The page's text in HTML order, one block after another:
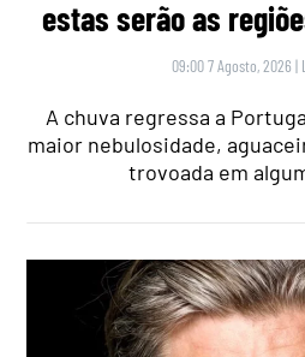
estas serão as
09:00 7 Agosto, 2026 |
A chuva regressa a
maior nebulosidade,
trovoada em